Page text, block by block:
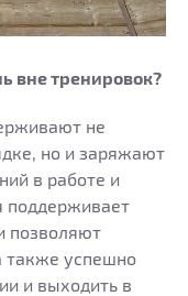
вне тренировок?
не
но и заряжают
в работе и
поддерживает
позволяют
также успешно
и выходить в